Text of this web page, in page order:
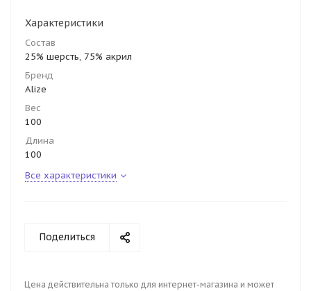
Характеристики
Состав
25% шерсть, 75% акрил
Бренд
Alize
Вес
100
Длина
100
Все характеристики
Поделиться
Цена действительна только для интернет-магазина и может